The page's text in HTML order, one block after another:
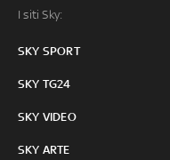
I siti Sky:
SKY SPORT
SKY TG24
SKY VIDEO
SKY ARTE